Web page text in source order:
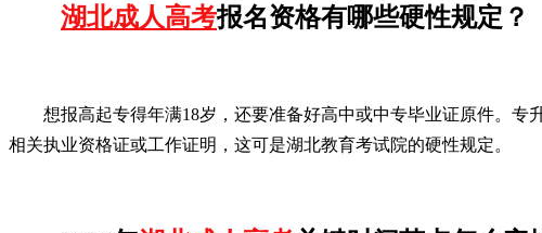
湖北成人高考报名资格有哪些硬性规定？
想报高起专得年满18岁，还要准备好高中或中专毕业证原件。
相关执业资格证或工作证明，这可是湖北教育考试院的硬性规定。